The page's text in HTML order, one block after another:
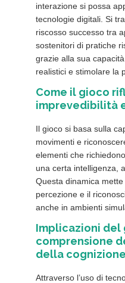
interazione si possa
tecnologie digitali. Si
riscosso successo tra
sostenitori di pratiche
grazie alla sua
realistici e stimolare la
Come il gioco
imprevedibilità
Il gioco si basa sulla
movimenti e
elementi che
una certa intelligenza,
Questa dinamica
percezione e il
anche in ambienti
Implicazioni del
comprensione
della
Attraverso l’uso di